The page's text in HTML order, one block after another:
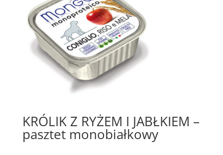
KRÓLIK Z RYŻEM I JABŁKIEM –
pasztet monobiałkowy